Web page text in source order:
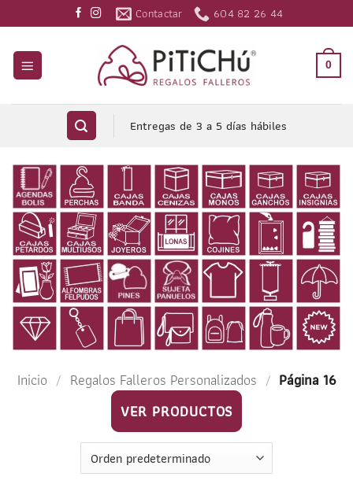
al
contenido
Contactar 604 82 26 44
0
Entregas de 3 a 5 días hábiles
Inicio / Regalos Falleros Personalizados / Página 16
VER PRODUCTOS